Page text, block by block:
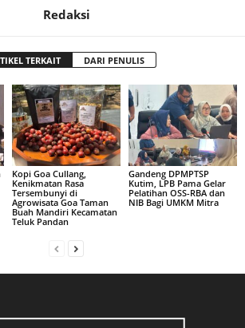
Redaksi
TERKAIT DARI PENULIS
Kopi Goa Cullang,
Kenikmatan Rasa
Tersembunyi di
Agrowisata Goa Taman
Buah Mandiri Kecamatan
Teluk Pandan
Gandeng DPMPTSP
Kutim, LPB Pama Gelar
Pelatihan OSS-RBA dan
NIB Bagi UMKM Mitra